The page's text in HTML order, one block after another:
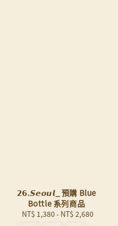
𝟮𝟲.𝙎𝙚𝙤𝙪𝙡_ 預購 Blue
Bottle 系列商品
Regular
NT$ 1,380 - NT$ 2,680